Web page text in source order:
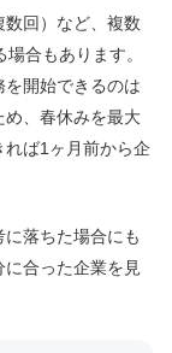
回）など、複数
合もあります。
開始できるのは
め、春休みを最大
ば1ヶ月前から企
落ちた場合にも
合った企業を見